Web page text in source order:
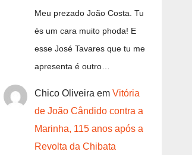
Meu prezado João Costa. Tu
és um cara muito phoda! E
esse José Tavares que tu me
apresenta é outro…
Chico Oliveira em Vitória
de João Cândido contra a
Marinha, 115 anos após a
Revolta da Chibata